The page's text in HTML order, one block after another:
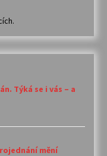
Týká se i vás – a
mění